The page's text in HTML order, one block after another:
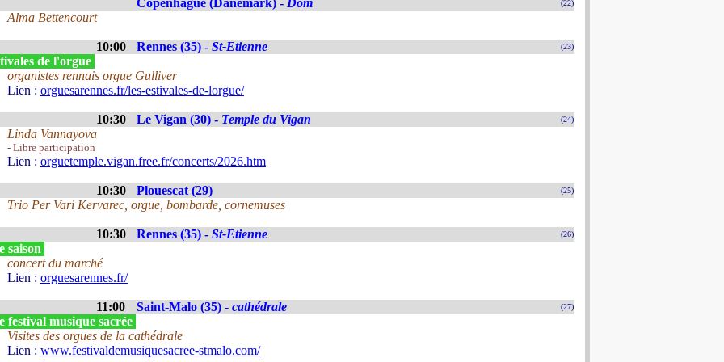
Copenhague (Danemark) - Dom (22)
Alma Bettencourt
10:00 Rennes (35) - St-Etienne (23)
de l'orgue
organistes rennais orgue Gulliver
Lien : orguesarennes.fr/les-estivales-de-lorgue/
10:30 Le Vigan (30) - Temple du Vigan (24)
Linda Vannayova
- Libre participation
Lien : orguetemple.vigan.free.fr/concerts/2026.htm
10:30 Plouescat (29) (25)
Trio Per Vari Kervarec, orgue, bombarde, cornemuses
10:30 Rennes (35) - St-Etienne (26)
saison
concert du marché
Lien : orguesarennes.fr/
11:00 Saint-Malo (35) - cathédrale (27)
festival musique sacrée
Visites des orgues de la cathédrale
Lien : www.festivaldemusiquesacree-stmalo.com/